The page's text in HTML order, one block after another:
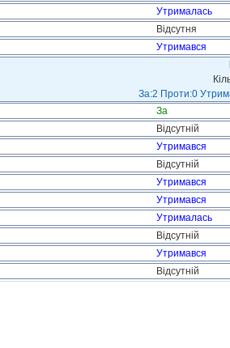
Утрималась
Відсутня
Утримався
За:2 Проти:0
За
Відсутній
Утримався
Відсутній
Утримався
Утримався
Утрималась
Відсутній
Утримався
Відсутній